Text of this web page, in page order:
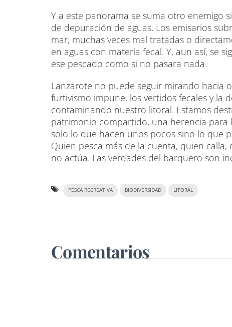
Y a este panorama se suma otro enemigo
de depuración de aguas. Los emisarios
mar, muchas veces mal tratadas o
en aguas con materia fecal. Y, aun así, se
ese pescado como si no pasara nada.
Lanzarote no puede seguir mirando hacia
furtivismo impune, los vertidos fecales y la
contaminando nuestro litoral. Estamos
patrimonio compartido, una herencia para
solo lo que hacen unos pocos sino lo que
Quien pesca más de la cuenta, quien
no actúa. Las verdades del barquero son
PESCA RECREATIVA BIODIVERSIDAD LITORAL
Comentarios